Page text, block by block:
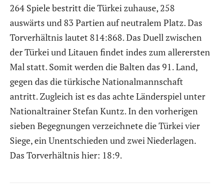
264 Spiele bestritt die Türkei zuhause, 258
auswärts und 83 Partien auf neutralem Platz. Das
Torverhältnis lautet 814:868. Das Duell zwischen
der Türkei und Litauen findet indes zum allerersten
Mal statt. Somit werden die Balten das 91. Land,
gegen das die türkische Nationalmannschaft
antritt. Zugleich ist es das achte Länderspiel unter
Nationaltrainer Stefan Kuntz. In den vorherigen
sieben Begegnungen verzeichnete die Türkei vier
Siege, ein Unentschieden und zwei Niederlagen.
Das Torverhältnis hier: 18:9.